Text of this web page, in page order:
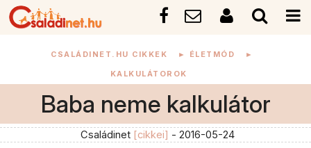
CSALÁDINET.HU CIKKEK ► ÉLETMÓD ►
KALKULÁTOROK
Baba neme kalkulátor
Családinet [cikkei] - 2016-05-24